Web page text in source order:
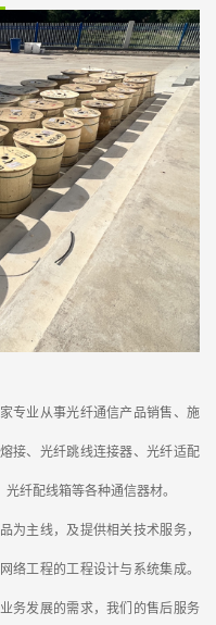
专业从事光纤通信产品销售、施
接、光纤跳线连接器、光纤适配
纤配线箱等各种通信器材。
为主线，及提供相关技术服务，
络工程的工程设计与系统集成。
务发展的需求，我们的售后服务